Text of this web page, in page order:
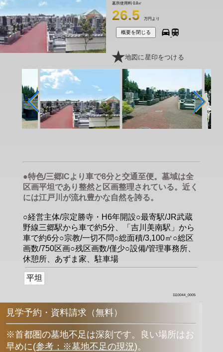
墓所使用料 0.8㎡
26.5 万円より
概要を閉じる
地図に星印をつける
●特色/三郷ICより車で8分と交通至便。墓域は全
区画平坦であり整然と区画整理されている。近く
には江戸川が流れ豊かな自然を誇る。
○経営主体/宗定勝寺・H6年開設○最寄駅/JR武蔵
野線三郷駅から車で約5分、「吉川美南駅」から
車で約6分○宗教/一切不問○総面積/3,100㎡○総区
画数/750区画○残区画数/僅少○設備/管理事務所、
休憩所、あずま家、駐車場
平坦
1110044_0005
見学予約・資料請求（無料）
※首都圏の墓地不足は深刻です。良い場所はお
早めに(参考：※墓地不足の現況)。